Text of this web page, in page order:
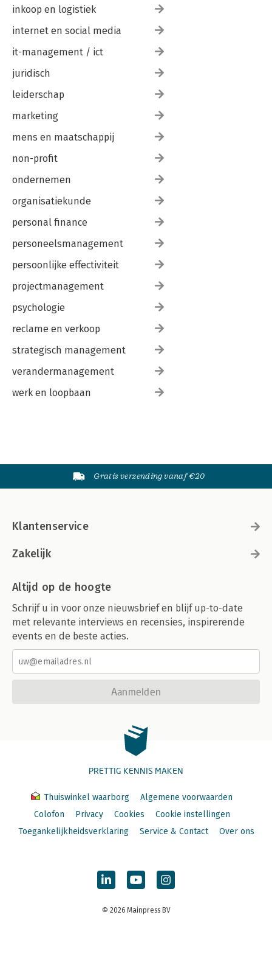
inkoop en logistiek
internet en social media
it-management / ict
juridisch
leiderschap
marketing
mens en maatschappij
non-profit
ondernemen
organisatiekunde
personal finance
personeelsmanagement
persoonlijke effectiviteit
projectmanagement
psychologie
reclame en verkoop
strategisch management
verandermanagement
werk en loopbaan
Gratis verzending vanaf €20
Klantenservice
Zakelijk
Altijd op de hoogte
Schrijf u in voor onze nieuwsbrief en blijf up-to-date
met relevante interviews en recensies, inspirerende
events en de beste acties.
Aanmelden
PRETTIG KENNIS MAKEN
Thuiswinkel waarborg
Algemene voorwaarden
Colofon
Privacy Cookies
Cookie instellingen
Toegankelijkheidsverklaring
Service & Contact Over ons
© 2026 Mainpress BV